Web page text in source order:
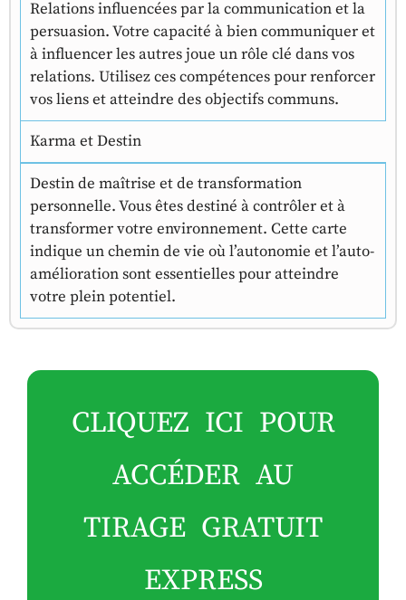
Relations influencées par la communication et la
persuasion. Votre capacité à bien communiquer et
à influencer les autres joue un rôle clé dans vos
relations. Utilisez ces compétences pour renforcer
vos liens et atteindre des objectifs communs.
Karma et Destin
Destin de maîtrise et de transformation
personnelle. Vous êtes destiné à contrôler et à
transformer votre environnement. Cette carte
indique un chemin de vie où l’autonomie et l’auto-
amélioration sont essentielles pour atteindre
votre plein potentiel.
CLIQUEZ ICI POUR
ACCÉDER AU
TIRAGE GRATUIT
EXPRESS